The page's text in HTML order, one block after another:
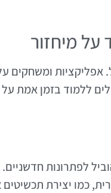
על מיחזור
אפליקציות ומשחקים
ללמוד בזמן אמת
לפתרונות
כמו יצירת תכשיטים